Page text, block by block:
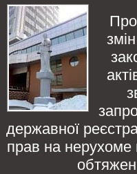
речових прав на нерухоме майно
Верховна Рада України
державної
прав на нерухоме